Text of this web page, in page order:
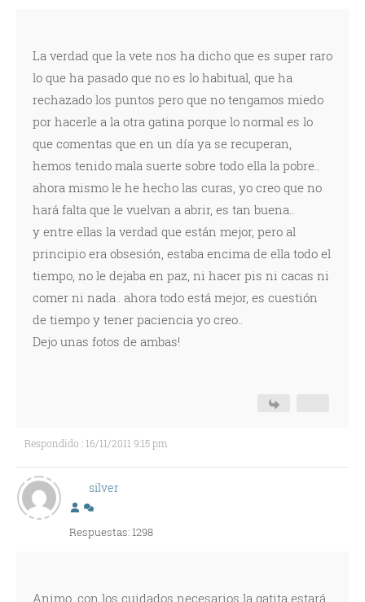
La verdad que la vete nos ha dicho que es super raro
lo que ha pasado que no es lo habitual, que ha
rechazado los puntos pero que no tengamos miedo
por hacerle a la otra gatina porque lo normal es lo
que comentas que en un día ya se recuperan,
hemos tenido mala suerte sobre todo ella la pobre..
ahora mismo le he hecho las curas, yo creo que no
hará falta que le vuelvan a abrir, es tan buena..
y entre ellas la verdad que están mejor, pero al
principio era obsesión, estaba encima de ella todo el
tiempo, no le dejaba en paz, ni hacer pis ni cacas ni
comer ni nada.. ahora todo está mejor, es cuestión
de tiempo y tener paciencia yo creo..
Dejo unas fotos de ambas!
Respondido : 16/11/2011 9:15 pm
silver
Respuestas: 1298
Animo, con los cuidados necesarios la gatita estará